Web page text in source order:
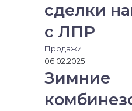
сделки
с ЛПР
Продажи
06.02.2025
Зимние